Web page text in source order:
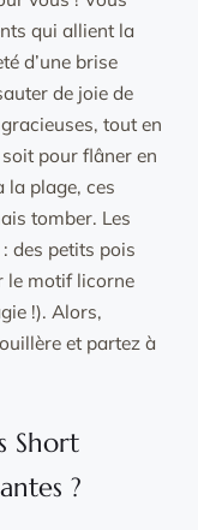
qui allient la
d’une brise
de joie de
tout en
pour flâner en
la plage, ces
tomber. Les
des petits pois
le motif licorne
!). Alors,
et partez à
Short
?